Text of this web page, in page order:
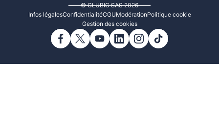
© CLUBIC SAS 2026
Infos légalesConfidentialitéCGUModérationPolitique cookie
Gestion des cookies